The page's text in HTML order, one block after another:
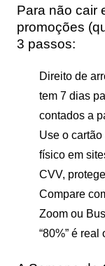
Para não cair
promoções
3 passos:
Direito de
tem 7 dias
contados a
Use o cartão
físico em
CVV,
Compare
Zoom ou
“80%” é real